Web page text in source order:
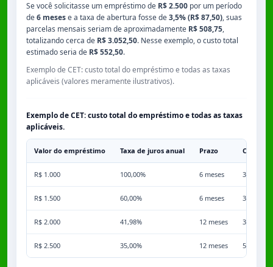
Se você solicitasse um empréstimo de R$ 2.500 por um período
de6 mesese a taxa de abertura fosse de3,5% (R$ 87,50), suas
parcelas mensais seriam de aproximadamente R$ 508,75,
totalizando cerca de R$ 3.052,50. Nesse exemplo, o custo total
estimado seria de R$ 552,50.
Exemplo de CET: custo total do empréstimo e todas as taxas
aplicáveis (valores meramente ilustrativos).
Exemplo de CET: custo total do empréstimo e todas as taxas
aplicáveis.
Valor do empréstimo Taxa de juros anual Prazo
R$ 1.000 100,00% 6 meses 3,50%
R$ 1.500 60,00% 6 meses 3,50%
R$ 2.000 41,98% 12 meses 3,50%
R$ 2.500 35,00% 12 meses 5,00%